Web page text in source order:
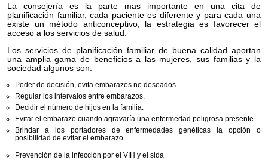
La consejería es la parte mas importante en una cita de
planificación familiar, cada paciente es diferente y para cada una
existe un método anticonceptivo, la estrategia es favorecer el
acceso a los servicios de salud.
Los servicios de planificación familiar de buena calidad aportan
una amplia gama de beneficios a las mujeres, sus familias y la
sociedad algunos son:
Poder de decisión, evita embarazos no deseados.
Regular los intervalos entre embarazos.
Decidir el número de hijos en la familia.
Evitar el embarazo cuando agravaría una enfermedad peligrosa presente.
Brindar a los portadores de enfermedades genéticas la opción o
posibilidad de evitar el embarazo.
Prevención de la infección por el VIH y el sida